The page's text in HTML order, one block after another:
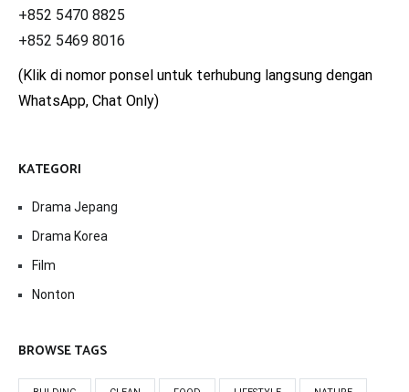
+852 5470 8825
+852 5469 8016
(Klik di nomor ponsel untuk terhubung langsung dengan
WhatsApp, Chat Only)
KATEGORI
Drama Jepang
Drama Korea
Film
Nonton
BROWSE TAGS